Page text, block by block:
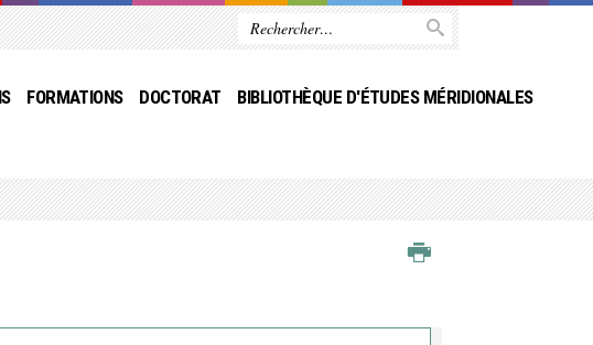
FORMATIONS DOCTORAT BIBLIOTHÈQUE D'ÉTUDES MÉRIDIONALES